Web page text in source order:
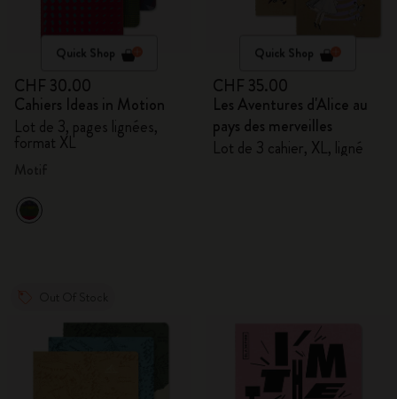
Quick Shop
CHF 30.00
Cahiers Ideas in Motion
Lot de 3, pages lignées,
format XL
Quick Shop
CHF 35.00
Les Aventures d'Alice au
pays des merveilles
Lot de 3 cahier, XL, ligné